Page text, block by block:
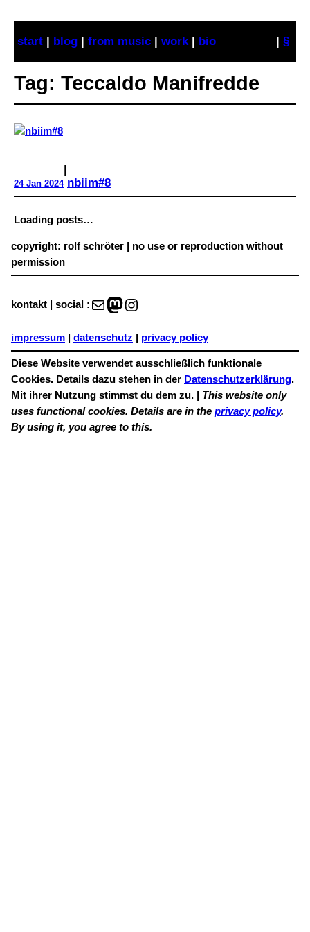
content
start | blog | from music | work | bio | §
Tag: Teccaldo Manifredde
24 Jan 2024
|
nbiim#8
Loading posts…
copyright: rolf schröter | no use or reproduction without
permission
kontakt | social : Mail Mastodon Instagram
impressum datenschutz privacy policy
Diese Website verwendet ausschließlich funktionale
Cookies. Details dazu stehen in der Datenschutzerklärung.
Mit ihrer Nutzung stimmst du dem zu. | This website only
uses functional cookies. Details are in the privacy policy.
By using it, you agree to this.